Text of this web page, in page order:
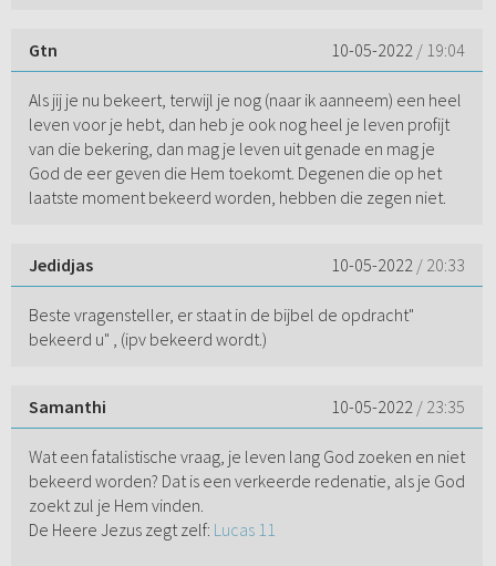
Gtn 10-05-2022 / 19:04
Als jij je nu bekeert, terwijl je nog (naar ik aanneem) een heel
leven voor je hebt, dan heb je ook nog heel je leven profijt
van die bekering, dan mag je leven uit genade en mag je
God de eer geven die Hem toekomt. Degenen die op het
laatste moment bekeerd worden, hebben die zegen niet.
Jedidjas 10-05-2022 / 20:33
Beste vragensteller, er staat in de bijbel de opdracht"
bekeerd u" , (ipv bekeerd wordt.)
Samanthi 10-05-2022 / 23:35
Wat een fatalistische vraag, je leven lang God zoeken en niet
bekeerd worden? Dat is een verkeerde redenatie, als je God
zoekt zul je Hem vinden.
De Heere Jezus zegt zelf: Lucas 11